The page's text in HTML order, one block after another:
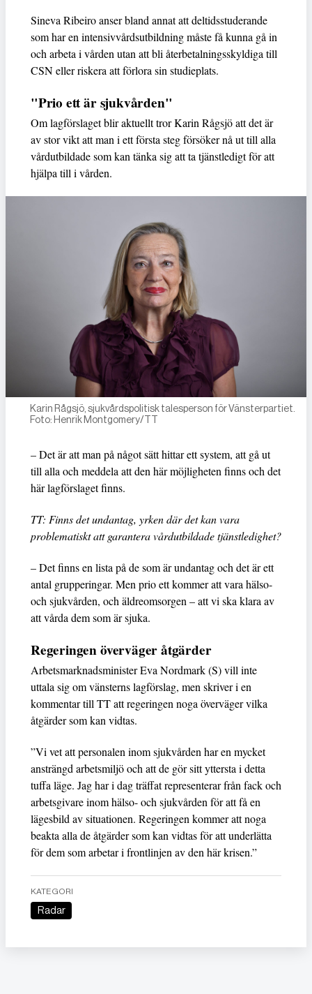
Sineva Ribeiro anser bland annat att deltidsstuderande
som har en intensivvårdsutbildning måste få kunna gå in
och arbeta i vården utan att bli återbetalningsskyldiga till
CSN eller riskera att förlora sin studieplats.
"Prio ett är sjukvården"
Om lagförslaget blir aktuellt tror Karin Rågsjö att det är
av stor vikt att man i ett första steg försöker nå ut till alla
vårdutbildade som kan tänka sig att ta tjänstledigt för att
hjälpa till i vården.
Karin Rågsjö, sjukvårdspolitisk talesperson för Vänsterpartiet.
Foto: Henrik Montgomery/TT
– Det är att man på något sätt hittar ett system, att gå ut
till alla och meddela att den här möjligheten finns och det
här lagförslaget finns.
TT: Finns det undantag, yrken där det kan vara
problematiskt att garantera vårdutbildade tjänstledighet?
– Det finns en lista på de som är undantag och det är ett
antal grupperingar. Men prio ett kommer att vara hälso-
och sjukvården, och äldreomsorgen – att vi ska klara av
att vårda dem som är sjuka.
Regeringen överväger åtgärder
Arbetsmarknadsminister Eva Nordmark (S) vill inte
uttala sig om vänsterns lagförslag, men skriver i en
kommentar till TT att regeringen noga överväger vilka
åtgärder som kan vidtas.
”Vi vet att personalen inom sjukvården har en mycket
ansträngd arbetsmiljö och att de gör sitt yttersta i detta
tuffa läge. Jag har i dag träffat representerar från fack och
arbetsgivare inom hälso- och sjukvården för att få en
lägesbild av situationen. Regeringen kommer att noga
beakta alla de åtgärder som kan vidtas för att underlätta
för dem som arbetar i frontlinjen av den här krisen.”
KATEGORI
Radar